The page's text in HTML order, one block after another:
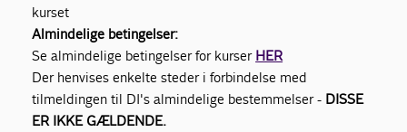
kurset
Almindelige betingelser:
Se almindelige betingelser for kurser HER
Der henvises enkelte steder i forbindelse med
tilmeldingen til DI's almindelige bestemmelser - DISSE
ER IKKE GÆLDENDE.